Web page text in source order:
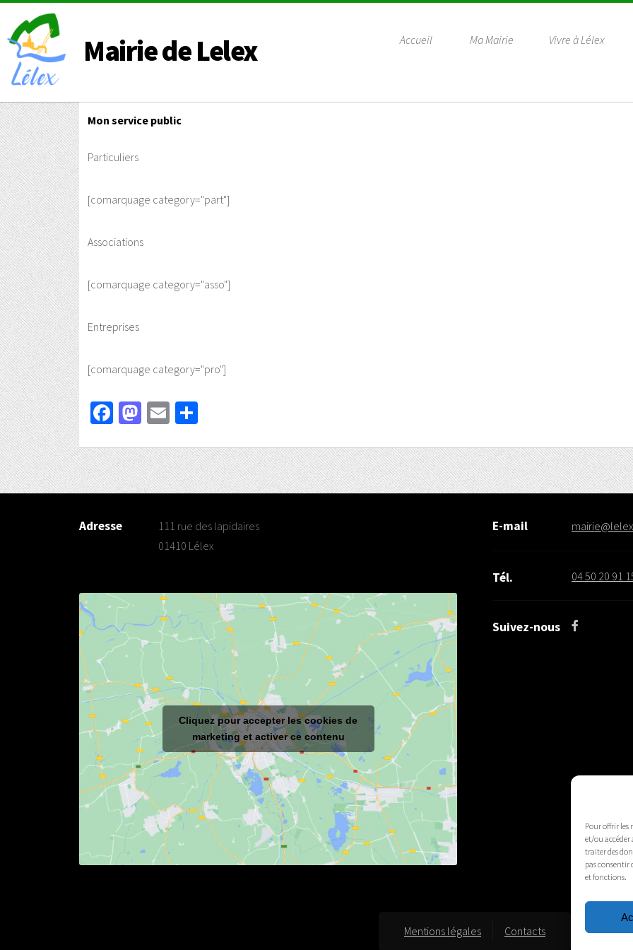
Pour offrir les
et/ou accéder
traiter des
pas consentir
et fonctions.
Mairie de Lelex Accueil Ma Mairie Vivre à Lélex
Mon service public
Particuliers
[comarquage category="part"]
Associations
[comarquage category="asso"]
Entreprises
[comarquage category="pro"]
Facebook
Mastodon
Email
Adresse
111 rue des lapidaires
01410 Lélex
Cliquez pour accepter les cookies de
marketing et activer ce contenu
E-mail
Tél. 04 50 20 91
Suivez-nous
Mentions légales Contacts